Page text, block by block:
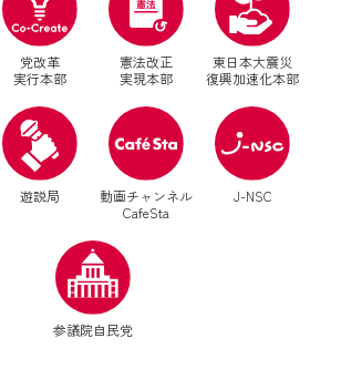
党改革
実行本部
憲法改正
実現本部
東日本大震災
復興加速化本部
遊説局
別ウィンドウリンク
動画チャンネル
CafeSta
J-NSC
参議院自民党
別ウィンドウリンク